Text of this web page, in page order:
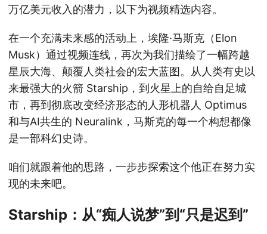
万亿美元收入的潜力，以下为视频精选内容。
在一个充满未来感的活动上，埃隆·马斯克（Elon
Musk）通过视频连线，再次为我们描绘了一幅跨越
星辰大海、颠覆人类社会的宏大蓝图。从人类有史以
来最强大的火箭 Starship，到火星上的自给自足城
市，再到彻底改变经济形态的人形机器人 Optimus
和与AI共生的 Neuralink，马斯克的每一个构想都像
是一部科幻史诗。
咱们就跟着他的思路，一步步探索这个他正在努力实
现的未来吧。
Starship：从“痴人说梦”到“只是迟到”